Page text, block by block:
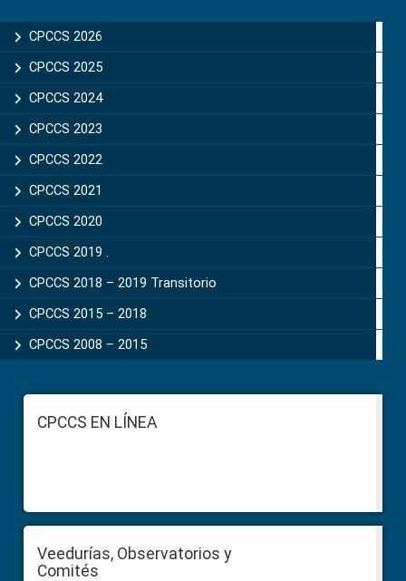
Sidebar
CPCCS 2026
CPCCS 2025
CPCCS 2024
CPCCS 2023
CPCCS 2022
CPCCS 2021
CPCCS 2020
CPCCS 2019 .
CPCCS 2018 – 2019 Transitorio
CPCCS 2015 – 2018
CPCCS 2008 – 2015
FooterCPCCS EN LÍNEA
Veedurías, Observatorios y
Comités